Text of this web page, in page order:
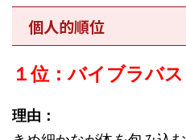
個人的順位
１位：バイブラバス
理由：